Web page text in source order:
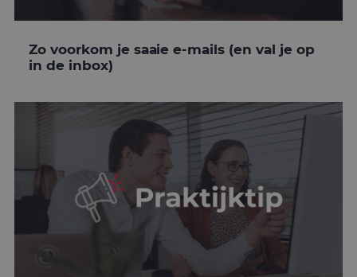
Zo voorkom je saaie e-mails (en val je op
in de inbox)